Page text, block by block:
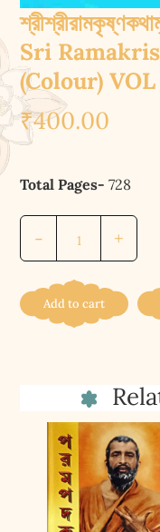
Sri
(Colour) VOL
₹400.00
Total Pages-728
-
(১ম–
খণ্ড)
||
Ramakrishna
Kathamrita
(Colour)
VOL
.1
quantity
+
Add to cart